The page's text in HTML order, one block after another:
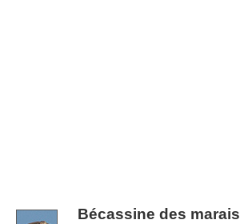
Bécassine des marais